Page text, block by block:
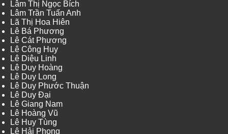
Lâm Thị Ngọc Bích
Lâm Trần Tuấn Anh
Lã Thị Hoa Hiên
Lê Bá Phương
Lê Cát Phương
Lê Công Huy
Lê Diệu Linh
Lê Duy Hoàng
Lê Duy Long
Lê Duy Phước Thuận
Lê Duy Đại
Lê Giang Nam
Lê Hoàng Vũ
Lê Huy Tùng
Lê Hải Phong